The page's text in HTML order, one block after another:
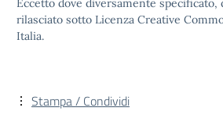
Eccetto dove diversamente specificato,
rilasciato sotto Licenza Creative
Italia.
Stampa / Condividi